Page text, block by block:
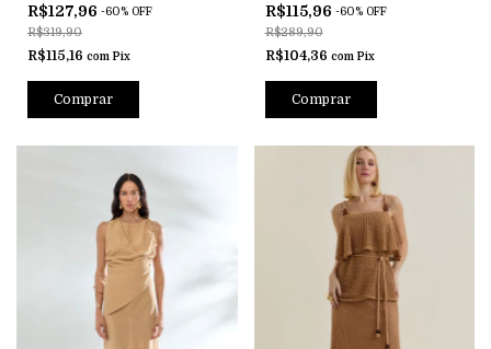
R$127,96 -60% OFF
R$319,90
R$115,16 com Pix
Comprar
R$115,96 -60% OFF
R$289,90
R$104,36 com Pix
Comprar